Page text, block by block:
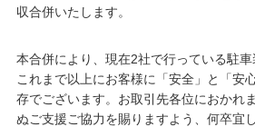
収合併いたします。
本合併により、現在2社で行っている駐車
これまで以上にお客様に「安全」と「安
存でございます。お取引先各位におかれ
ぬご支援ご協力を賜りますよう、何卒宜